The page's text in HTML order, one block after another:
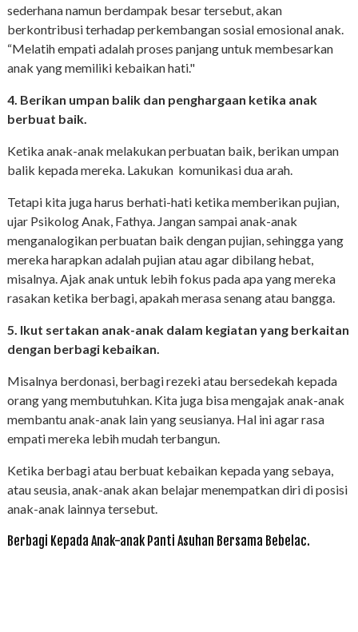
sederhana namun berdampak besar tersebut, akan
berkontribusi terhadap perkembangan sosial emosional anak.
“Melatih empati adalah proses panjang untuk membesarkan
anak yang memiliki kebaikan hati."
4. Berikan umpan balik dan penghargaan ketika anak
berbuat baik.
Ketika anak-anak melakukan perbuatan baik, berikan umpan
balik kepada mereka. Lakukan komunikasi dua arah.
Tetapi kita juga harus berhati-hati ketika memberikan pujian,
ujar Psikolog Anak, Fathya. Jangan sampai anak-anak
menganalogikan perbuatan baik dengan pujian, sehingga yang
mereka harapkan adalah pujian atau agar dibilang hebat,
misalnya. Ajak anak untuk lebih fokus pada apa yang mereka
rasakan ketika berbagi, apakah merasa senang atau bangga.
5. Ikut sertakan anak-anak dalam kegiatan yang berkaitan
dengan berbagi kebaikan.
Misalnya berdonasi, berbagi rezeki atau bersedekah kepada
orang yang membutuhkan. Kita juga bisa mengajak anak-anak
membantu anak-anak lain yang seusianya. Hal ini agar rasa
empati mereka lebih mudah terbangun.
Ketika berbagi atau berbuat kebaikan kepada yang sebaya,
atau seusia, anak-anak akan belajar menempatkan diri di posisi
anak-anak lainnya tersebut.
Berbagi Kepada Anak-anak Panti Asuhan Bersama Bebelac.